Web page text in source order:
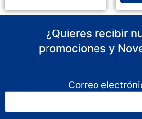
¿Quieres recibir
promociones y
Correo